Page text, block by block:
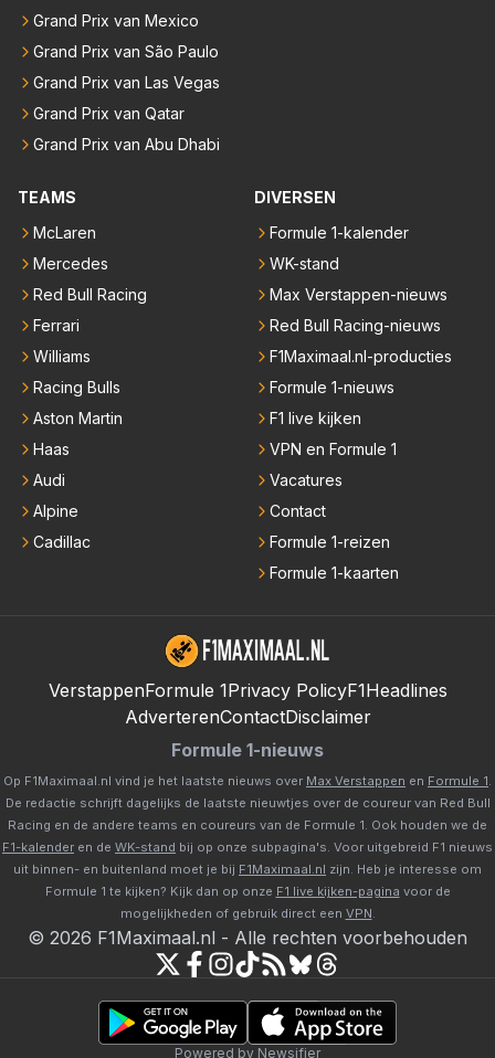
Grand Prix van Mexico
Grand Prix van São Paulo
Grand Prix van Las Vegas
Grand Prix van Qatar
Grand Prix van Abu Dhabi
TEAMS
McLaren
Mercedes
Red Bull Racing
Ferrari
Williams
Racing Bulls
Aston Martin
Haas
Audi
Alpine
Cadillac
DIVERSEN
Formule 1-kalender
WK-stand
Max Verstappen-nieuws
Red Bull Racing-nieuws
F1Maximaal.nl-producties
Formule 1-nieuws
F1 live kijken
VPN en Formule 1
Vacatures
Contact
Formule 1-reizen
Formule 1-kaarten
VerstappenFormule 1Privacy PolicyF1Headlines
AdverterenContactDisclaimer
Formule 1-nieuws
Op F1Maximaal.nl vind je het laatste nieuws over Max Verstappen en Formule 1
De redactie schrijft dagelijks de laatste nieuwtjes over de coureur van Red Bull
Racing en de andere teams en coureurs van de Formule 1. Ook houden we de
F1-kalender en de WK-stand bij op onze subpagina's. Voor uitgebreid F1 nieuws
uit binnen- en buitenland moet je bij F1Maximaal.nl zijn. Heb je interesse om
Formule 1 te kijken? Kijk dan op onze F1 live kijken-pagina voor de
mogelijkheden of gebruik direct een VPN
© 2026 F1Maximaal.nl - Alle rechten voorbehouden
Powered by Newsifier